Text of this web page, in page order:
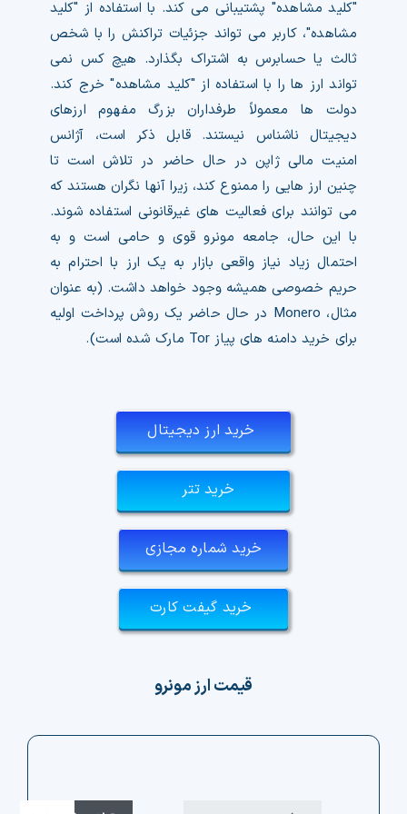
"کلید مشاهده" پشتیبانی می کند. با استفاده از "کلید
مشاهده"، کاربر می تواند جزئیات تراکنش را با شخص
ثالث یا حسابرس به اشتراک بگذارد. هیچ کس نمی
تواند ارز ها را با استفاده از "کلید مشاهده" خرج کند.
دولت ها معمولاً طرفداران بزرگ مفهوم ارزهای
دیجیتال ناشناس نیستند. قابل ذکر است، آژانس
امنیت مالی ژاپن در حال حاضر در تلاش است تا
چنین ارز هایی را ممنوع کند، زیرا آنها نگران هستند که
می توانند برای فعالیت های غیرقانونی استفاده شوند.
با این حال، جامعه مونرو قوی و حامی است و به
احتمال زیاد نیاز واقعی بازار به یک ارز با احترام به
حریم خصوصی همیشه وجود خواهد داشت. (به عنوان
مثال، Monero در حال حاضر یک روش پرداخت اولیه
برای خرید دامنه های پیاز Tor مارک شده است).
خرید ارز دیجیتال
خرید تتر
خرید شماره مجازی
خرید گیفت کارت
قیمت ارز مونرو